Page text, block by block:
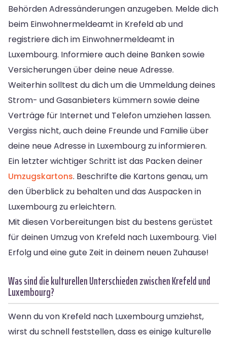
Behörden Adressänderungen anzugeben. Melde dich
beim Einwohnermeldeamt in Krefeld ab und
registriere dich im Einwohnermeldeamt in
Luxembourg. Informiere auch deine Banken sowie
Versicherungen über deine neue Adresse.
Weiterhin solltest du dich um die Ummeldung deines
Strom- und Gasanbieters kümmern sowie deine
Verträge für Internet und Telefon umziehen lassen.
Vergiss nicht, auch deine Freunde und Familie über
deine neue Adresse in Luxembourg zu informieren.
Ein letzter wichtiger Schritt ist das Packen deiner
Umzugskartons. Beschrifte die Kartons genau, um
den Überblick zu behalten und das Auspacken in
Luxembourg zu erleichtern.
Mit diesen Vorbereitungen bist du bestens gerüstet
für deinen Umzug von Krefeld nach Luxembourg. Viel
Erfolg und eine gute Zeit in deinem neuen Zuhause!
Was sind die kulturellen Unterschieden zwischen Krefeld und
Luxembourg?
Wenn du von Krefeld nach Luxembourg umziehst,
wirst du schnell feststellen, dass es einige kulturelle